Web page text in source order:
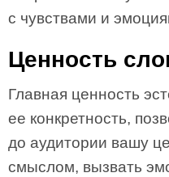
с чувствами и
Ценность
Главная ценность
ее конкретность,
до аудитории вашу
смыслом, вызвать